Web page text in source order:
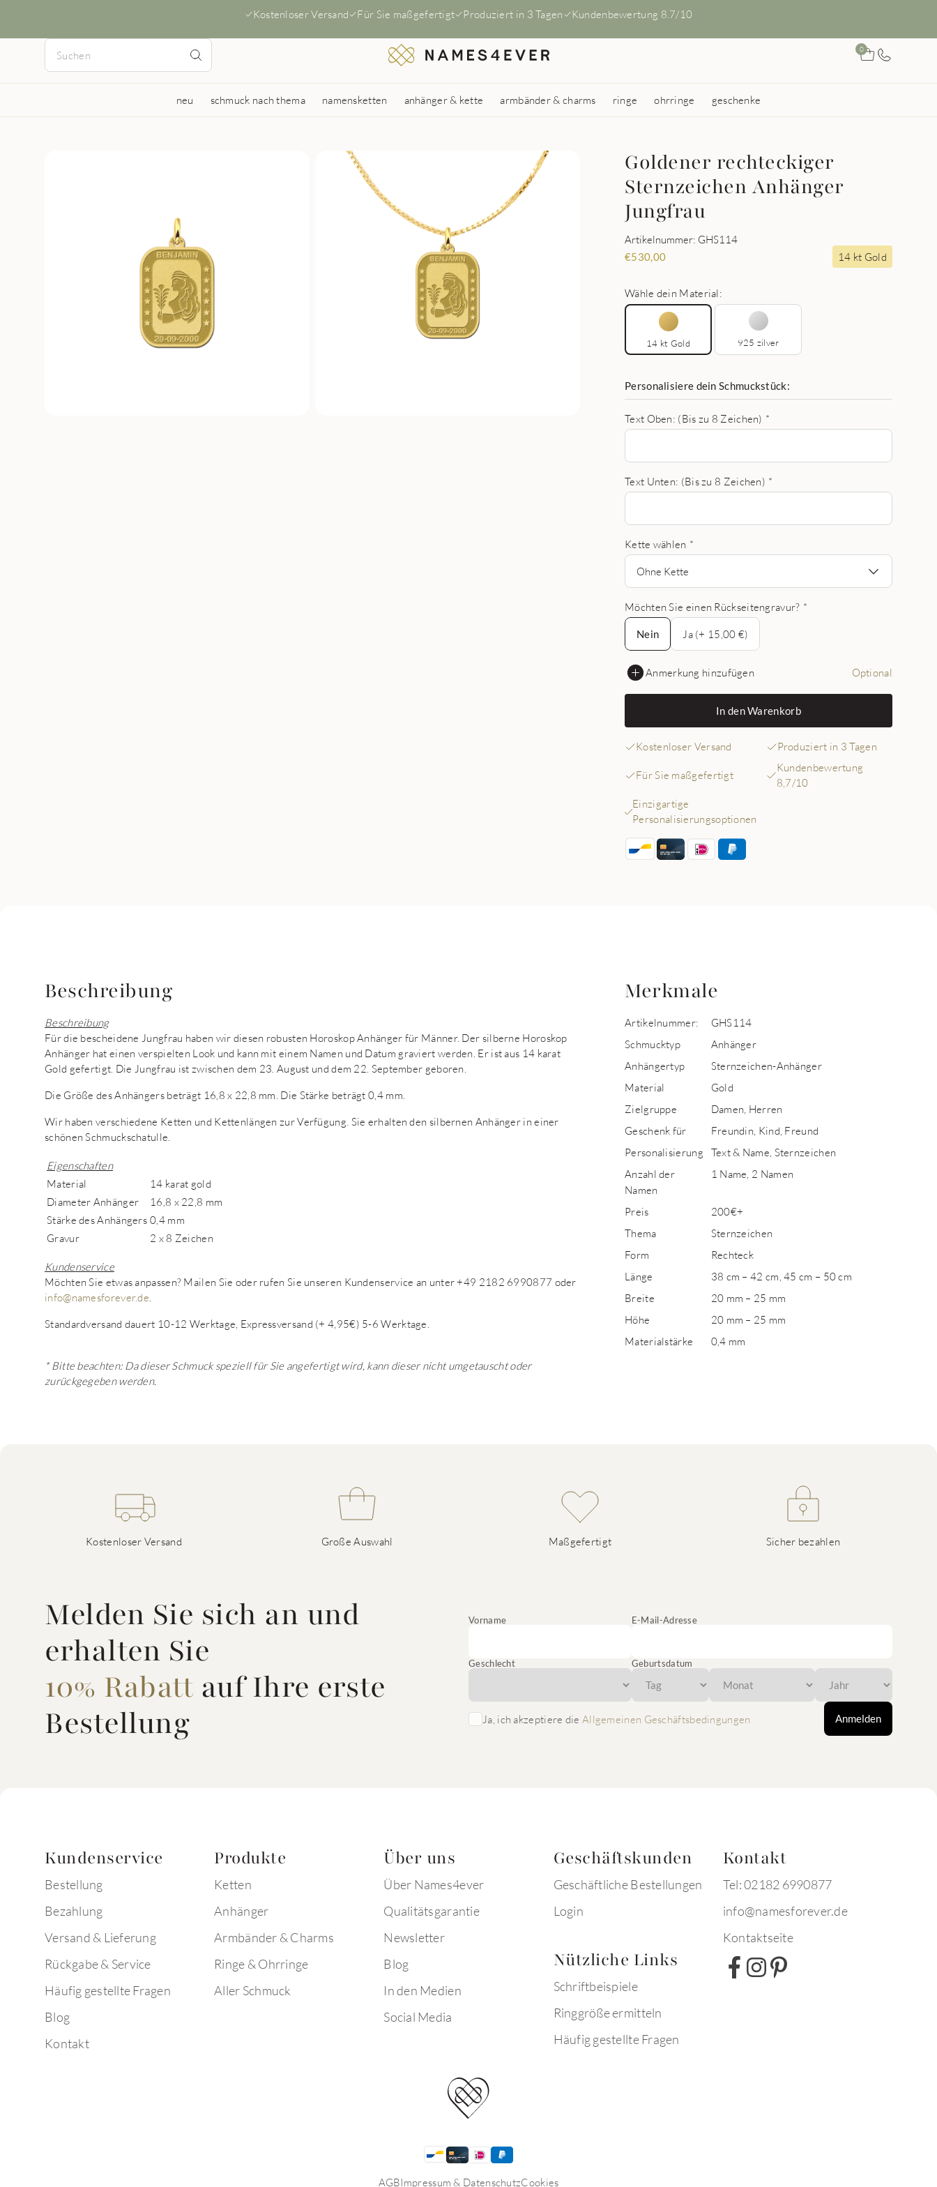
Kostenloser Versand Für Sie maßgefertigt Produziert in 3 Tagen Kundenbewertung 8.7/10
0
neu schmuck nach thema namensketten anhänger & kette armbänder & charms ringe ohrringe geschenke
Goldener rechteckiger
Sternzeichen Anhänger
Jungfrau
Artikelnummer: GHS114
€530,00 14 kt Gold
Wähle dein Material:
14 kt Gold 925 zilver
Personalisiere dein Schmuckstück:
Text Oben: (Bis zu 8 Zeichen) *
Text Unten: (Bis zu 8 Zeichen) *
Kette wählen *
Ohne Kette
Möchten Sie einen Rückseitengravur? *
Nein
Nein
Ja (+ 15,00 €)
Anmerkung hinzufügen Optional
In den Warenkorb
Kostenloser Versand Produziert in 3 Tagen
Für Sie maßgefertigt
Kundenbewertung
8,7/10
Einzigartige
Personalisierungsoptionen
Beschreibung
Beschreibung
Für die bescheidene Jungfrau haben wir diesen robusten Horoskop Anhänger für Männer. Der silberne Horoskop
Anhänger hat einen verspielten Look und kann mit einem Namen und Datum graviert werden. Er ist aus 14 karat
Gold gefertigt. Die Jungfrau ist zwischen dem 23. August und dem 22. September geboren.
Die Größe des Anhängers beträgt 16,8 x 22,8 mm. Die Stärke beträgt 0,4 mm.
Wir haben verschiedene Ketten und Kettenlängen zur Verfügung. Sie erhalten den silbernen Anhänger in einer
schönen Schmuckschatulle.
Eigenschaften
Material
14 karat gold
Diameter Anhänger
16,8 x 22,8 mm
Stärke des Anhängers 0,4 mm
Gravur
2 x 8 Zeichen
Kundenservice
Möchten Sie etwas anpassen? Mailen Sie oder rufen Sie unseren Kundenservice an unter +49 2182 6990877 oder
info@namesforever.de
Standardversand dauert 10-12 Werktage, Expressversand (+ 4,95€) 5-6 Werktage.
* Bitte beachten: Da dieser Schmuck speziell für Sie angefertigt wird, kann dieser nicht umgetauscht oder
zurückgegeben werden.
Merkmale
Artikelnummer:
GHS114
Schmucktyp
Anhänger
Anhängertyp
Sternzeichen-Anhänger
Material
Gold
Zielgruppe
Damen, Herren
Geschenk für
Freundin, Kind, Freund
Personalisierung
Text & Name, Sternzeichen
Anzahl der
Namen
1 Name, 2 Namen
Preis
200€+
Thema
Sternzeichen
Form
Rechteck
Länge
38 cm – 42 cm, 45 cm – 50 cm
Breite
20 mm – 25 mm
Höhe
20 mm – 25 mm
Materialstärke
0,4 mm
Kostenloser Versand Große Auswahl Maßgefertigt Sicher bezahlen
Melden Sie sich an und
erhalten Sie
10% Rabattauf Ihre erste
Bestellung
Vorname E-Mail-Adresse
Geschlecht Geburtsdatum
Ja, ich akzeptiere die Allgemeinen Geschäftsbedingungen Anmelden
Kundenservice
Bestellung
Bezahlung
Versand & Lieferung
Rückgabe & Service
Häufig gestellte Fragen
Blog
Kontakt
Produkte
Ketten
Anhänger
Armbänder & Charms
Ringe & Ohrringe
Aller Schmuck
Über uns
Über Names4ever
Qualitätsgarantie
Newsletter
Blog
In den Medien
Social Media
Geschäftskunden
Geschäftliche Bestellungen
Login
Nützliche Links
Schriftbeispiele
Ringgröße ermitteln
Häufig gestellte Fragen
Kontakt
Tel: 02182 6990877
info@namesforever.de
Kontaktseite
AGBImpressum & DatenschutzCookies